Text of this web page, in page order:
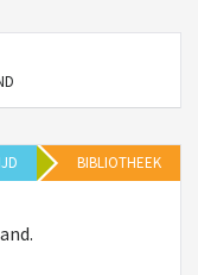
BIBLIOTHEEK